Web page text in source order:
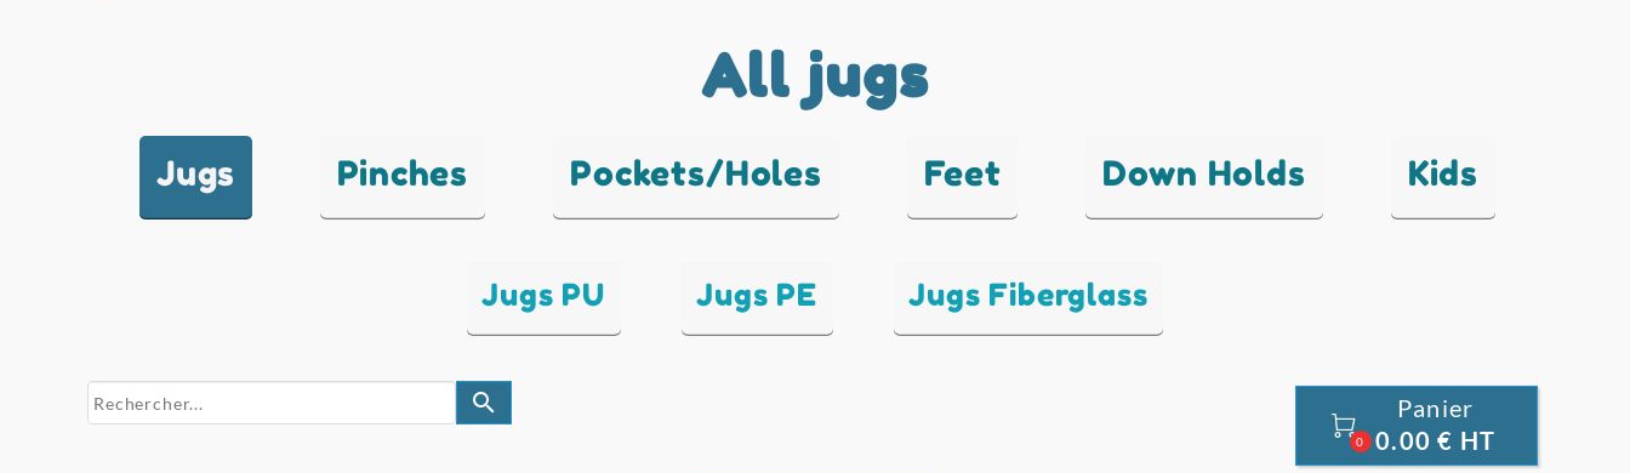
Jugs Pinches Pockets/Holes Feet Down Holds Kids
Jugs PU Jugs PE Jugs Fiberglass
All jugs
search

0
Panier
0.00 € HT